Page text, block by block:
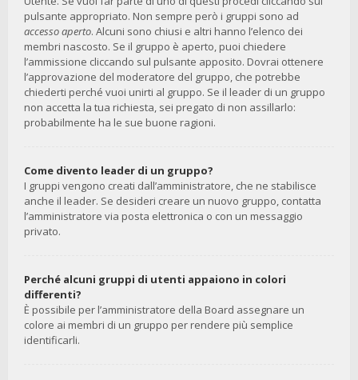
pulsante appropriato. Non sempre però i gruppi sono ad
accesso aperto. Alcuni sono chiusi e altri hanno l’elenco dei
membri nascosto. Se il gruppo è aperto, puoi chiedere
l’ammissione cliccando sul pulsante apposito. Dovrai ottenere
l’approvazione del moderatore del gruppo, che potrebbe
chiederti perché vuoi unirti al gruppo. Se il leader di un gruppo
non accetta la tua richiesta, sei pregato di non assillarlo:
probabilmente ha le sue buone ragioni.
Come divento leader di un gruppo?
I gruppi vengono creati dall’amministratore, che ne stabilisce
anche il leader. Se desideri creare un nuovo gruppo, contatta
l’amministratore via posta elettronica o con un messaggio
privato.
Perché alcuni gruppi di utenti appaiono in colori
differenti?
È possibile per l’amministratore della Board assegnare un
colore ai membri di un gruppo per rendere più semplice
identificarli.